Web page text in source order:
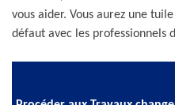
vous aider. Vous aurez une
défaut avec les professionnels